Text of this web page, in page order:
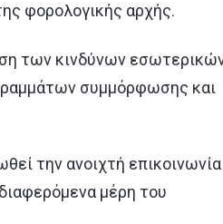
φορολογικής αρχής.
των κινδύνων
συμμόρφωσης και
την ανοιχτή επικοινωνία
μέρη του